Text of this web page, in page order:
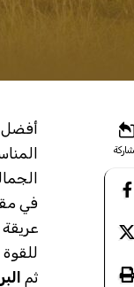
في
عريقة
للقوة
ثم